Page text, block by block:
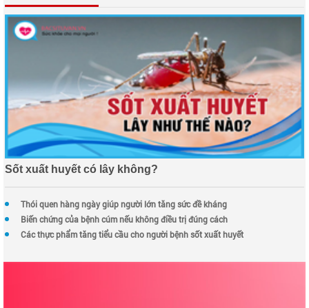
Sốt xuất huyết có lây không?
Thói quen hàng ngày giúp người lớn tăng sức đề kháng
Biến chứng của bệnh cúm nếu không điều trị đúng cách
Các thực phẩm tăng tiểu cầu cho người bệnh sốt xuất huyết